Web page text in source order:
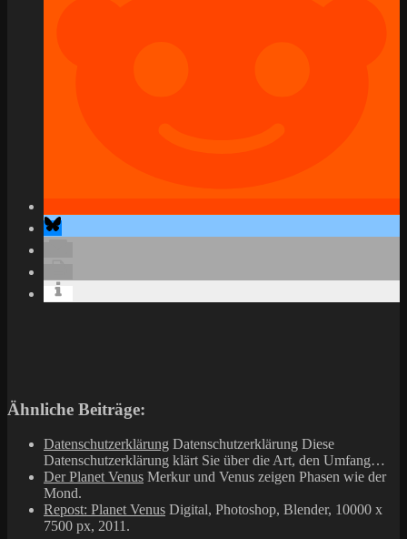
Ähnliche Beiträge:
Datenschutzerklärung Datenschutzerklärung Diese
Datenschutzerklärung klärt Sie über die Art, den Umfang…
Der Planet Venus Merkur und Venus zeigen Phasen wie der
Mond.
Repost: Planet Venus Digital, Photoshop, Blender, 10000 x
7500 px, 2011.